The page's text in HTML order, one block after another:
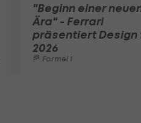
"Beginn einer
Ära" - Ferrari
präsentiert Design
2026
Formel 1